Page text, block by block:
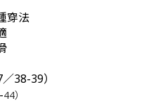
穿法
38-39）
-44）